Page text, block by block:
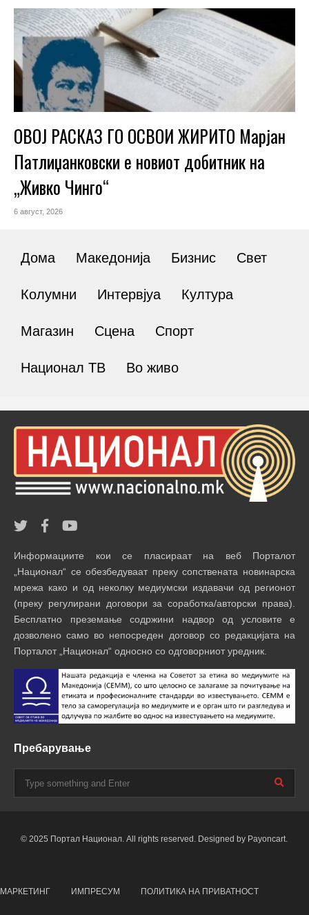
ОВОЈ РАСКАЗ ГО ОСВОИ ЖИРИТО Марјан
Патлиџанковски е новиот добитник на
„Живко Чинго“
6 август, 2026
Дома Македонија Бизнис Свет
Колумни Интервјуа Култура
Магазин Сцена Спорт
Национал ТВ Во живо
Информациите кои се пласираат на веб Порталот
„Национал“ се обезбедуваат преку сопствената новинарска
мрежа како и од неколку медиумски издавачи од регионот
(преку регулирани договори за соработка/авторски права).
Бесплатно преземање содржини надвор од условите е
дозволено само во непосреден договор со редакцијата на
Порталот „Национал“ односно со одговорниот уредник.
Пребарување
© 2025 Портал Национал. All rights reserved. Designed by Payoncart.
МАРКЕТИНГ ИМПРЕСУМ ПОЛИТИКА НА ПРИВАТНОСТ